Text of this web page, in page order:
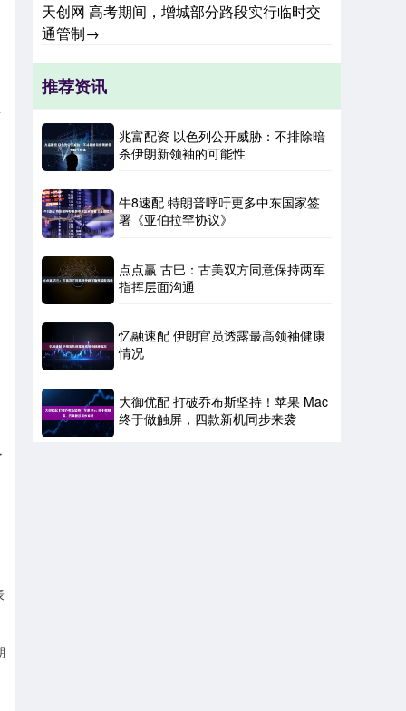
天创网 高考期间，增城部分路段实行临时交
通管制→
推荐资讯
兆富配资 以色列公开威胁：不排除暗
杀伊朗新领袖的可能性
牛8速配 特朗普呼吁更多中东国家签
署《亚伯拉罕协议》
点点赢 古巴：古美双方同意保持两军
指挥层面沟通
忆融速配 伊朗官员透露最高领袖健康
情况
大御优配 打破乔布斯坚持！苹果 Mac
终于做触屏，四款新机同步来袭